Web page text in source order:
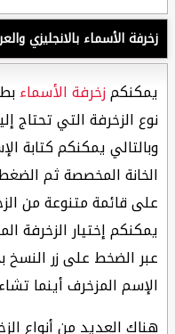
زخرفة الأسماء بالانجليزي
يمكنكمزخرفة الأسماء
نوع الزخرفة التي تحتاج
وبالتالي يمكنكم كتابة
الخانة المخصصة ثم
على قائمة متنوعة من
يمكنكم إختيار الزخرفة
عبر الضخط على زر النسخ
الإسم المزخرف أينما
هناك العديد من أنواع